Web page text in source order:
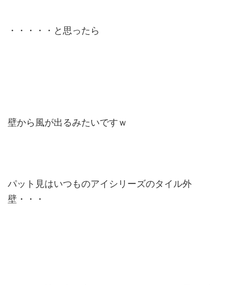
・・・・・と思ったら
壁から風が出るみたいですｗ
パット見はいつものアイシリーズのタイル外
壁・・・